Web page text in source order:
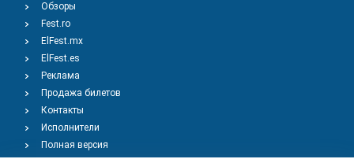
Обзоры
Fest.ro
ElFest.mx
ElFest.es
Реклама
Продажа билетов
Контакты
Исполнители
Полная версия